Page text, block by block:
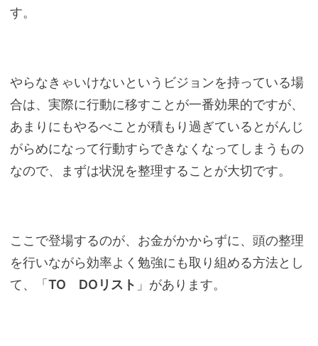
す。
やらなきゃいけないというビジョンを持っている場
合は、実際に行動に移すことが一番効果的ですが、
あまりにもやるべことが積もり過ぎているとがんじ
がらめになって行動すらできなくなってしまうもの
なので、まずは状況を整理することが大切です。
ここで登場するのが、お金がかからずに、頭の整理
を行いながら効率よく勉強にも取り組める方法とし
て、「 TO DOリスト 」があります。